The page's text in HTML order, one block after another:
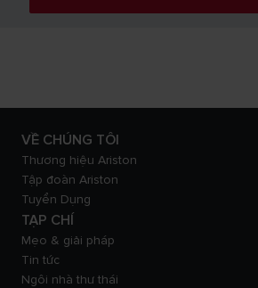
VỀ CHÚNG TÔI
Thương hiệu Ariston
Tập đoàn Ariston
Tuyển Dụng
TẠP CHÍ
Mẹo & giải pháp
Tin tức
Ngôi nhà thư thái